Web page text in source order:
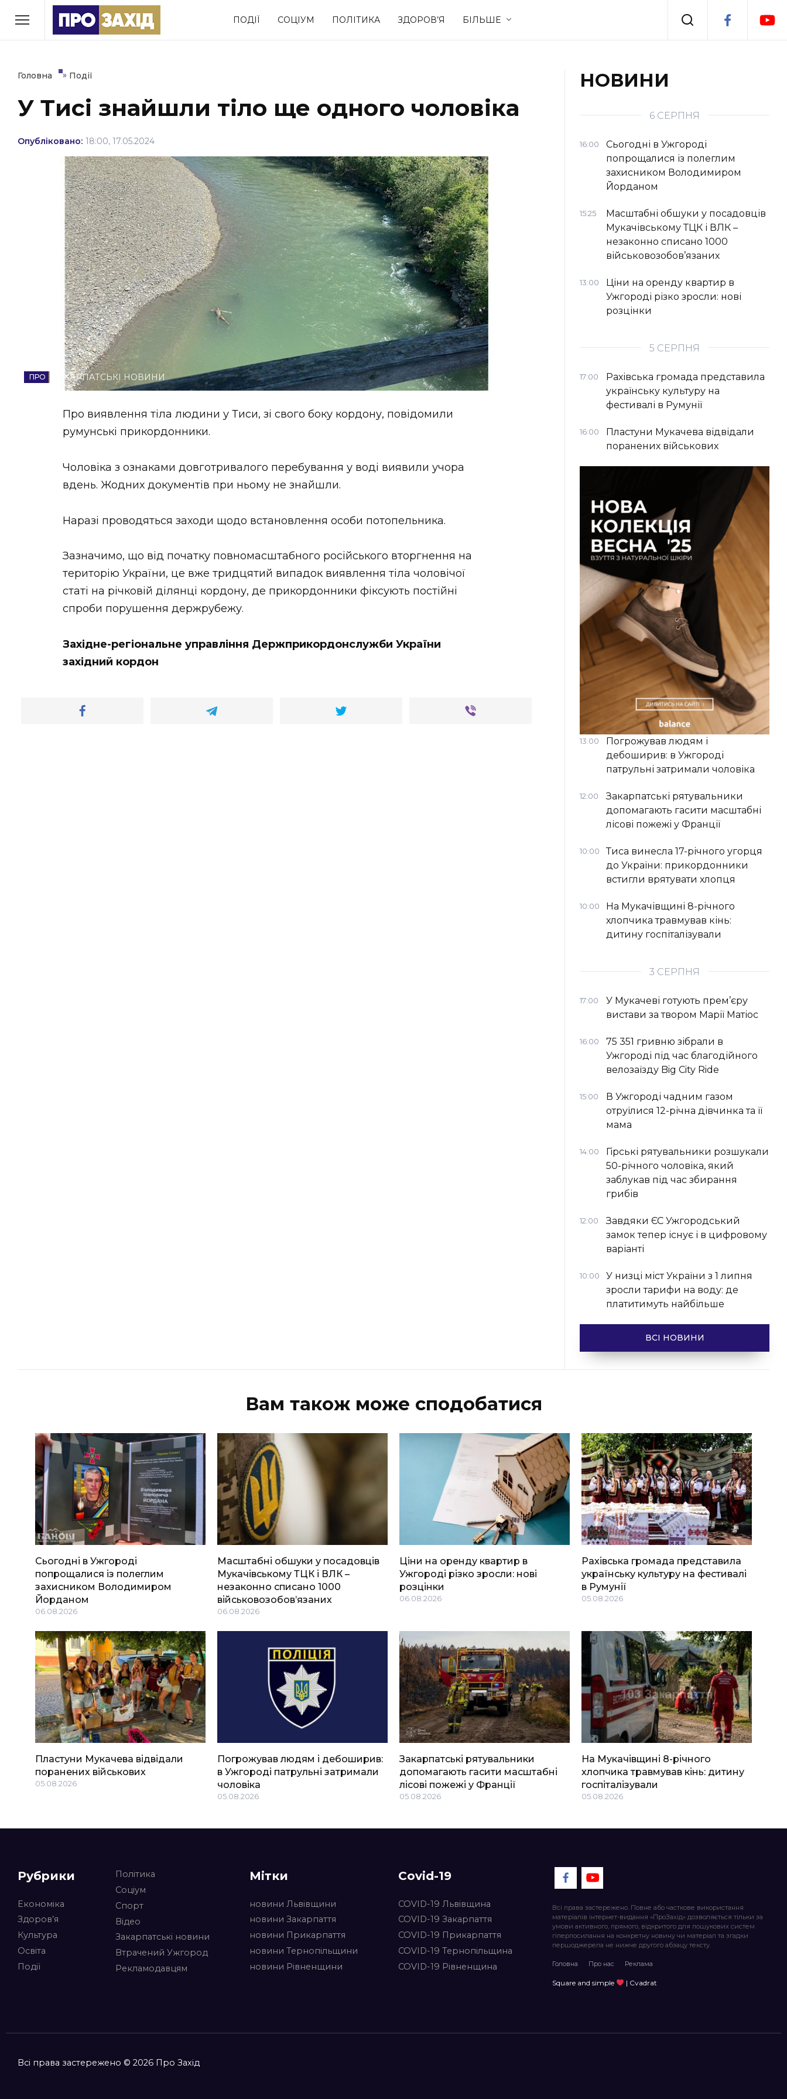
ПОДІЇ СОЦІУМ ПОЛІТИКА ЗДОРОВ’Я БІЛЬШЕ
РУБРИКИ
Економіка Події
Політика Соціум Спорт Стиль життя
(відеоверсія)
ЗАКАРПАТСЬКІ НОВИНИ
НОВИНИ ЗАХІДНОЇ УКРАЇНИ
ФОТО
Головна » Події
У Тисі знайшли тіло ще одного чоловіка
Опубліковано: 18:00, 17.05.2024
ЗАКАРПАТСЬКІ НОВИНИ
Про виявлення тіла людини у Тиси, зі свого боку кордону, повідомили
румунські прикордонники.
Чоловіка з ознаками довготривалого перебування у воді виявили учора
вдень. Жодних документів при ньому не знайшли.
Наразі проводяться заходи щодо встановлення особи потопельника.
Зазначимо, що від початку повномасштабного російського вторгнення на
територію України, це вже тридцятий випадок виявлення тіла чоловічої
статі на річковій ділянці кордону, де прикордонники фіксують постійні
спроби порушення держрубежу.
Західне-регіональне управління Держприкордонслужби України
західний кордон
НОВИНИ
6 СЕРПНЯ
16:00
Сьогодні в Ужгороді
попрощалися із полеглим
захисником Володимиром
Йорданом
15:25
Масштабні обшуки у посадовців
Мукачівському ТЦК і ВЛК –
незаконно списано 1000
військовозобов’язаних
13:00
Ціни на оренду квартир в
Ужгороді різко зросли: нові
розцінки
5 СЕРПНЯ
17:00
Рахівська громада представила
українську культуру на
фестивалі в Румунії
16:00
Пластуни Мукачева відвідали
поранених військових
13:00
Погрожував людям і
дебоширив: в Ужгороді
патрульні затримали чоловіка
12:00
Закарпатські рятувальники
допомагають гасити масштабні
лісові пожежі у Франції
10:00
Тиса винесла 17-річного угорця
до України: прикордонники
встигли врятувати хлопця
10:00
На Мукачівщині 8-річного
хлопчика травмував кінь:
дитину госпіталізували
3 СЕРПНЯ
17:00
У Мукачеві готують прем’єру
вистави за твором Марії Матіос
16:00
75 351 гривню зібрали в
Ужгороді під час благодійного
велозаїзду Big Сity Ride
15:00
В Ужгороді чадним газом
отруїлися 12-річна дівчинка та її
мама
14:00
Гірські рятувальники розшукали
50-річного чоловіка, який
заблукав під час збирання
грибів
12:00
Завдяки ЄС Ужгородський
замок тепер існує і в цифровому
варіанті
10:00
У низці міст України з 1 липня
зросли тарифи на воду: де
платитимуть найбільше
ВСІ НОВИНИ
Вам також може сподобатися
Сьогодні в Ужгороді
попрощалися із полеглим
захисником Володимиром
Йорданом
06.08.2026
Масштабні обшуки у посадовців
Мукачівському ТЦК і ВЛК –
незаконно списано 1000
військовозобов’язаних
06.08.2026
Ціни на оренду квартир в
Ужгороді різко зросли: нові
розцінки
06.08.2026
Рахівська громада представила
українську культуру на фестивалі
в Румунії
05.08.2026
Пластуни Мукачева відвідали
поранених військових
05.08.2026
Погрожував людям і дебоширив:
в Ужгороді патрульні затримали
чоловіка
05.08.2026
Закарпатські рятувальники
допомагають гасити масштабні
лісові пожежі у Франції
05.08.2026
На Мукачівщині 8-річного
хлопчика травмував кінь: дитину
госпіталізували
05.08.2026
Рубрики
Економіка
Здоров’я
Культура
Освіта
Події
Політика
Соціум
Спорт
Відео
Закарпатські новини
Втрачений Ужгород
Рекламодавцям
Мітки
новини Львівщини
новини Закарпаття
новини Прикарпаття
новини Тернопільщини
новини Рівненщини
Covid-19
COVID-19 Львівщина
COVID-19 Закарпаття
COVID-19 Прикарпаття
COVID-19 Тернопільщина
COVID-19 Рівненщина
Всі права застережено. Повне або часткове використання
матеріалів інтернет-видання «ПроЗахід» дозволяється тільки за
умови активного, прямого, відкритого для пошукових систем
гіперпосилання на конкретну новину чи матеріал та згадки
першоджерела не нижче другого абзацу тексту.
Головна Про нас Реклама
Square and simple | Cvadrat
Всі права застережено © 2026 Про Захід